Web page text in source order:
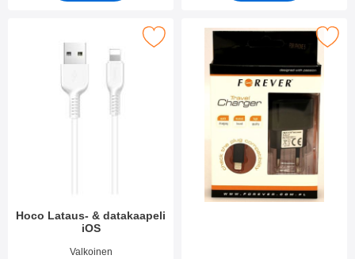
Hoco Lataus- & datakaapeli
iOS
Tuote.nro 34123
Valkoinen
Merkitse hoco Lataus- & datakaapeli iOS suosikiksi Merkitse